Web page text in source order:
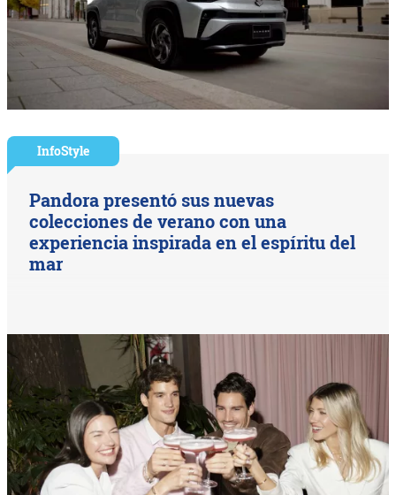
InfoStyle
Pandora presentó sus nuevas
colecciones de verano con una
experiencia inspirada en el espíritu del
mar